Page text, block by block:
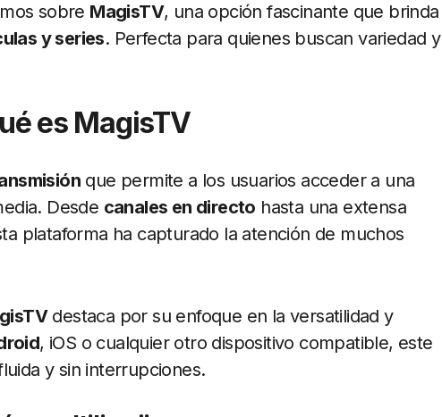
sobre MagisTV, una opción fascinante que brinda
y series. Perfecta para quienes buscan variedad y
es MagisTV
que permite a los usuarios acceder a una
Desde canales en directo hasta una extensa
plataforma ha capturado la atención de muchos
destaca por su enfoque en la versatilidad y
, iOS o cualquier otro dispositivo compatible, este
y sin interrupciones.